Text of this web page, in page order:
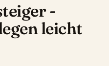
-
leicht